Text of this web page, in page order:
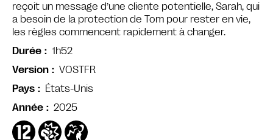
reçoit un message d’une cliente potentielle, Sarah, qui
a besoin de la protection de Tom pour rester en vie,
les règles commencent rapidement à changer.
Durée
1h52
Version
VOSTFR
Pays
États-Unis
Année
2025